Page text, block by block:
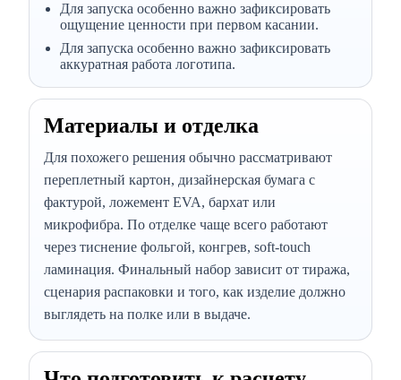
Для запуска особенно важно зафиксировать
ощущение ценности при первом касании.
Для запуска особенно важно зафиксировать
аккуратная работа логотипа.
Материалы и отделка
Для похожего решения обычно рассматривают
переплетный картон, дизайнерская бумага с
фактурой, ложемент EVA, бархат или
микрофибра. По отделке чаще всего работают
через тиснение фольгой, конгрев, soft-touch
ламинация. Финальный набор зависит от тиража,
сценария распаковки и того, как изделие должно
выглядеть на полке или в выдаче.